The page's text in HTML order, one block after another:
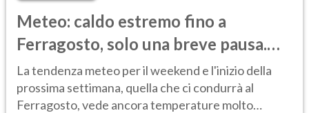
Meteo: caldo estremo fino a
Ferragosto, solo una breve pausa.
Ecco dove
La tendenza meteo per il weekend e l'inizio della
prossima settimana, quella che ci condurrà al
Ferragosto, vede ancora temperature molto